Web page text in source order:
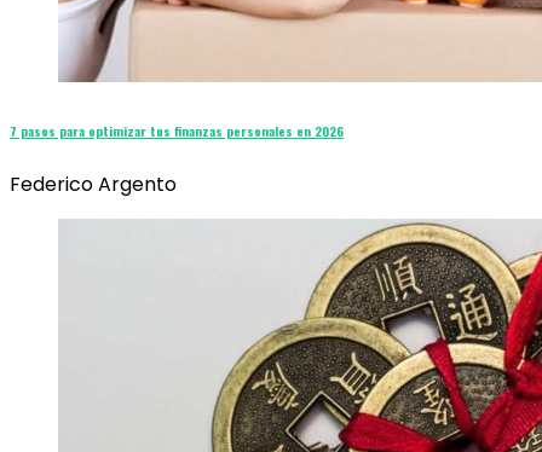
7 pasos para optimizar tus finanzas personales en 2026
Federico Argento